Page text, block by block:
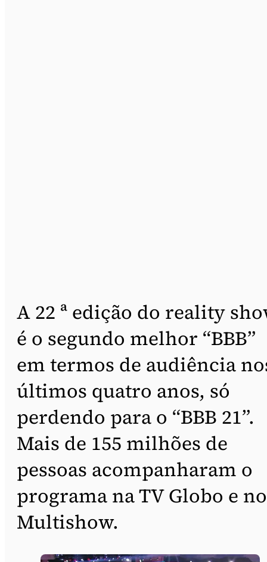
A 22 ª edição do reality
é o segundo melhor “BBB”
em termos de audiência
últimos quatro anos, só
perdendo para o “BBB 21”.
Mais de 155 milhões de
pessoas acompanharam o
programa na TV Globo e no
Multishow.